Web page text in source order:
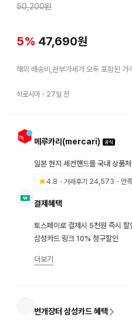
50,200원
5% 47,690원
해외 배송비,관부가세가 모두 포함된 가
히로시마・ 27일 전
메루카리(mercari)
일본 현지 세컨핸드를 국내 상품
4.8 ・거래후기 24,573 ・만
결제혜택
토스페이로 결제시 5천원 즉시 할
삼성카드 링크 10% 청구할인
더보기
번개장터 삼성카드 혜택